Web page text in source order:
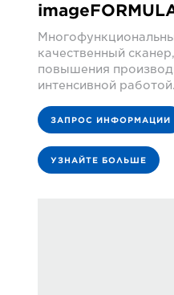
качественный
повышения
интенсивной работой.
ЗАПРОС ИНФОРМАЦИИ
УЗНАЙТЕ БОЛЬШЕ